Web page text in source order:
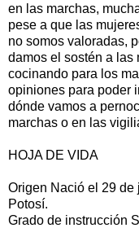
en las marchas,
pese a que las
no somos valoradas,
damos el sostén a las
cocinando para los
opiniones para poder
dónde vamos a
marchas o en las
HOJA DE VIDA
Origen Nació el 29
Potosí.
Grado de instrucción